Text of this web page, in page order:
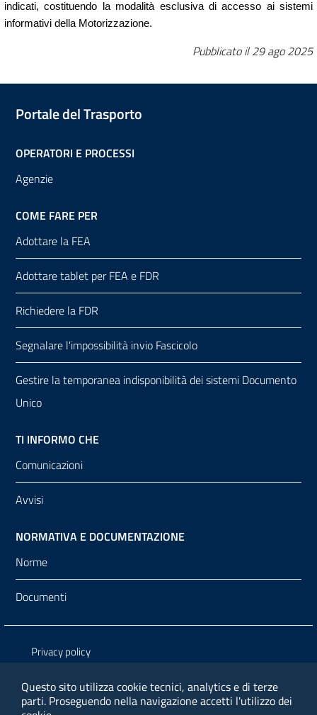
Questo sito utilizza cookie tecnici, analytics e di terze
parti. Proseguendo nella navigazione accetti l'utilizzo dei
indicati, costituendo la modalità esclusiva di accesso ai sistemi
informativi della Motorizzazione.
Pubblicato il29 ago 2025
Portale del Trasporto
OPERATORI E PROCESSI
Agenzie
COME FARE PER
Adottare la FEA
Adottare tablet per FEA e FDR
Richiedere la FDR
Segnalare l'impossibilità invio Fascicolo
Gestire la temporanea indisponibilità dei sistemi Documento
Unico
TI INFORMO CHE
Comunicazioni
Avvisi
NORMATIVA E DOCUMENTAZIONE
Norme
Documenti
Privacy policy
Note legali
Media policy